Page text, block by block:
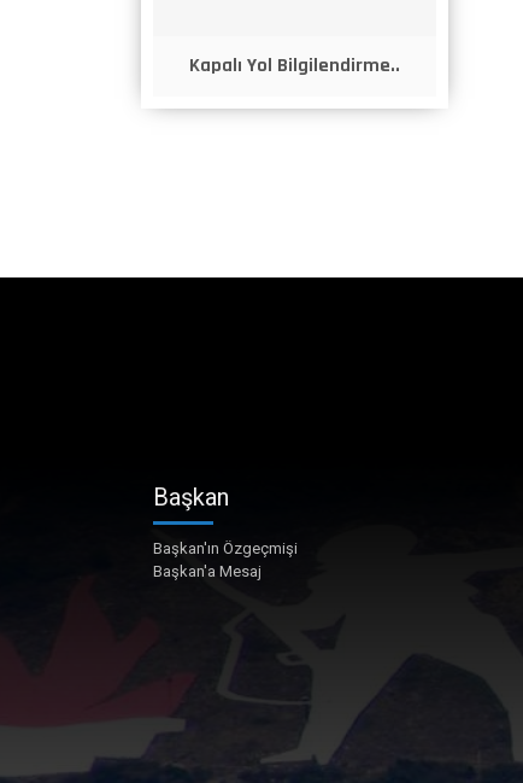
Kapalı Yol Bilgilendirme..
Başkan
Başkan'ın Özgeçmişi
Başkan'a Mesaj